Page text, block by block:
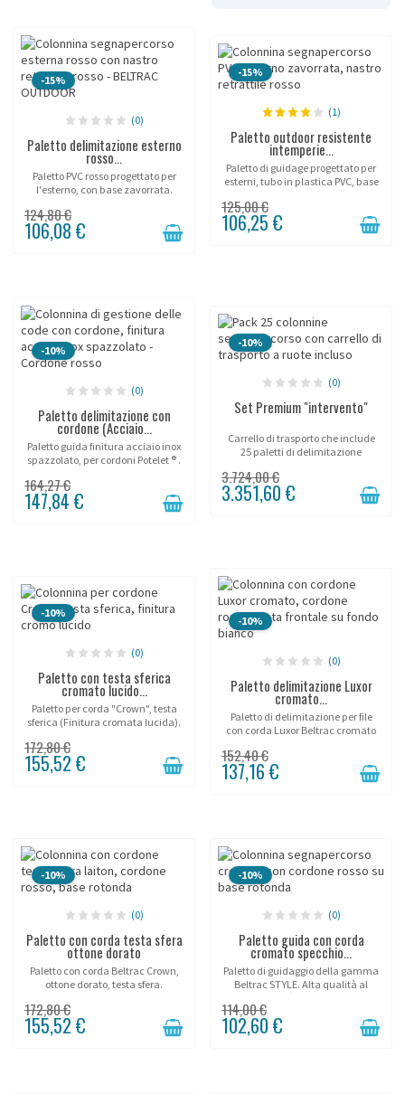
-15%
(0)
Paletto delimitazione esterno
rosso...
Paletto PVC rosso progettato per
l'esterno, con base zavorrata.
124,80 €
106,08 €
-15%
(1)
Paletto outdoor resistente
intemperie...
Paletto di guidage progettato per
esterni, tubo in plastica PVC, base
125,00 €
106,25 €
-10%
(0)
Paletto delimitazione con
cordone (Acciaio...
Paletto guida finitura acciaio inox
spazzolato, per cordoni Potelet ® .
164,27 €
147,84 €
-10%
(0)
Set Premium "intervento"
Carrello di trasporto che include
25 paletti di delimitazione
3.724,00 €
3.351,60 €
-10%
(0)
Paletto con testa sferica
cromato lucido...
Paletto per corda "Crown", testa
sferica (Finitura cromata lucida).
172,80 €
155,52 €
-10%
(0)
Paletto delimitazione Luxor
cromato...
Paletto di delimitazione per file
con corda Luxor Beltrac cromato
152,40 €
137,16 €
-10%
(0)
Paletto con corda testa sfera
ottone dorato
Paletto con corda Beltrac Crown,
ottone dorato, testa sfera.
172,80 €
155,52 €
-10%
(0)
Paletto guida con corda
cromato specchio...
Paletto di guidaggio della gamma
Beltrac STYLE. Alta qualità al
prezzo più conveniente!
114,00 €
102,60 €